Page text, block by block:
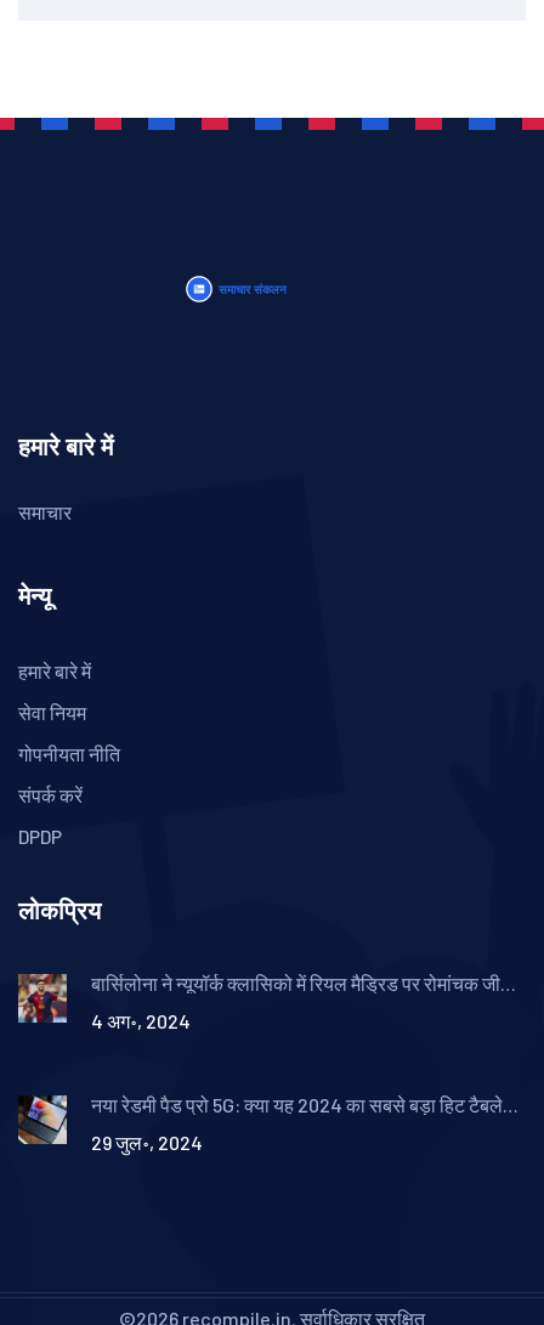
हमारे बारे में
समाचार
मेन्यू
हमारे बारे में
सेवा नियम
गोपनीयता नीति
संपर्क करें
DPDP
लोकप्रिय
बार्सिलोना ने न्यूयॉर्क क्लासिको में रियल मैड्रिड पर रोमांचक जीत
4 अग॰, 2024
नया रेडमी पैड प्रो 5G: क्या यह 2024 का सबसे बड़ा हिट टैबलेट
29 जुल॰, 2024
©2026 recompile.in. सर्वाधिकार सुरक्षित